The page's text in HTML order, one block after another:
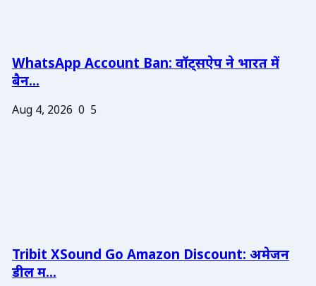
WhatsApp Account Ban: वॉट्सऐप ने भारत में
बैन...
Aug 4, 2026 0 5
Tribit XSound Go Amazon Discount: अमेजन
डील म...